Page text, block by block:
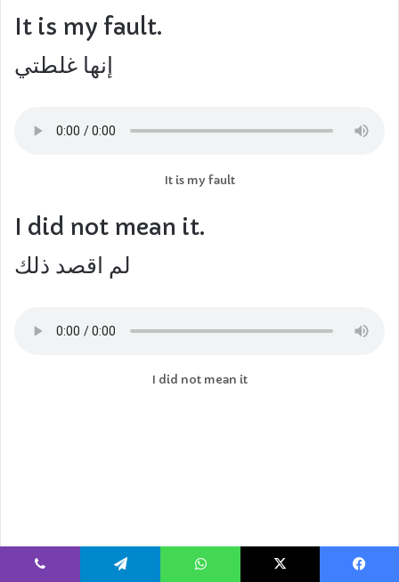
It is my fault.
إنها غلطتي
It is my fault
I did not mean it.
لم اقصد ذلك
I did not mean it